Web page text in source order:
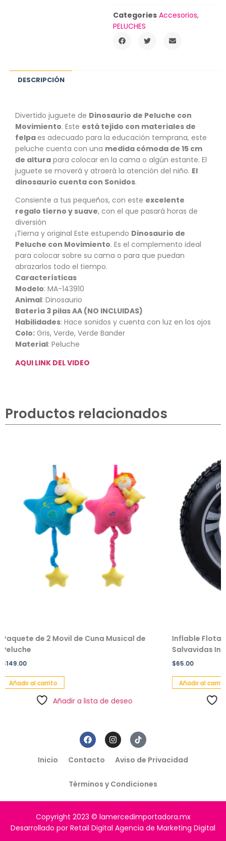
Categories Accesorios,
PELUCHES
DESCRIPCIÓN
Divertido juguete de Dinosaurio de Peluche con
Movimiento. Este está tejido con materiales de
felpaes adecuado para la educación temprana, este
peluche cuenta con una medida cómoda de 15 cm
de altura para colocar en la cama o algún estante. El
juguete se moverá y atraerá la atención del niño. El
dinosaurio cuenta con Sonidos.
Consiente a tus pequeños, con este excelente
regalo tierno y suave, con el que pasará horas de
diversión
¡Tierna y original Este estupendo Dinosaurio de
Peluche con Movimiento. Es el complemento ideal
para colocar sobre su cama o para que puedan
abrazarlos todo el tiempo.
Características
Modelo: MA-143910
Animal: Dinosaurio
Batería 3 pilas AA (NO INCLUIDAS)
Habilidades: Hace sonidos y cuenta con luz en los ojos
Colo: Gris, Verde, Verde Bander
Material: Peluche
AQUI LINK DEL VIDEO
Productos relacionados
2 Movil de Cuna Musical de
Añadir a lista de deseo
Inflable Flotador De
Salvavidas Infantil
Añadir al carrito
Añadir a
Inicio Contacto Aviso de Privacidad
Términos y Condiciones
Copyright 2023 © lamercedimportadora.mx
Desarrollado por Retail Digital Agencia de Marketing Digital